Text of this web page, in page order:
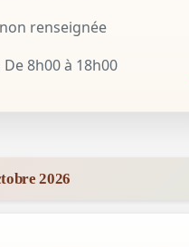
non renseignée
De 8h00 à 18h00
2026